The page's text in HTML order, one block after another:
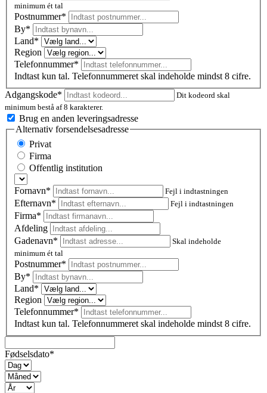
minimum ét tal
Postnummer*
By*
Land*
Region
Telefonnummer*
Indtast kun tal. Telefonnummeret skal indeholde mindst 8 cifre.
Adgangskode*
Dit kodeord skal
minimum bestå af 8 karakterer.
Brug en anden leveringsadresse
Alternativ forsendelsesadresse
Privat
Firma
Offentlig institution
Fornavn* Fejl i indtastningen
Efternavn* Fejl i indtastningen
Firma*
Afdeling
Gadenavn*
Skal indeholde
minimum ét tal
Postnummer*
By*
Land*
Region
Telefonnummer*
Indtast kun tal. Telefonnummeret skal indeholde mindst 8 cifre.
Fødselsdato*